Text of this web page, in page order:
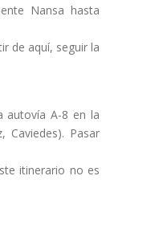
Nansa hasta
de aquí, seguir la
autovía A-8 en la
Caviedes). Pasar
itinerario no es